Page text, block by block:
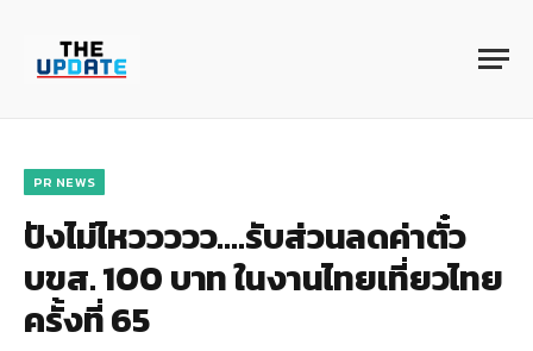
PR NEWS
ปังไม่ไหววววว….รับส่วนลดค่าตั๋ว
บขส. 100 บาท ในงานไทยเที่ยวไทย
ครั้งที่ 65